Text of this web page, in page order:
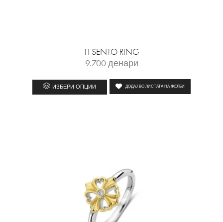
TI SENTO RING
9.700денари
ИЗБЕРИ ОПЦИИ ДОДАЈ ВО ЛИСТАТА НА ЖЕЛБИ